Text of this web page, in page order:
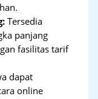
Tersedia
panjang
fasilitas tarif
dapat
online